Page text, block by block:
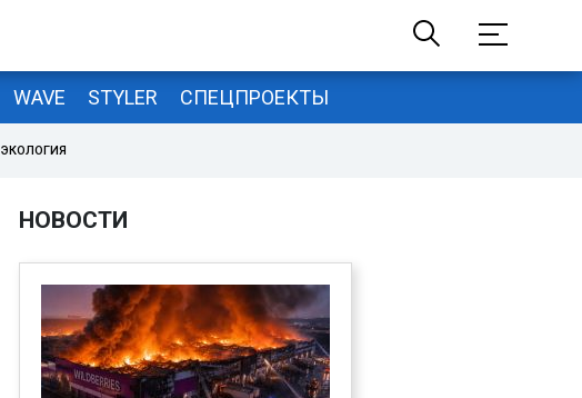
WAVE STYLER СПЕЦПРОЕКТЫ
ЭКОЛОГИЯ
НОВОСТИ